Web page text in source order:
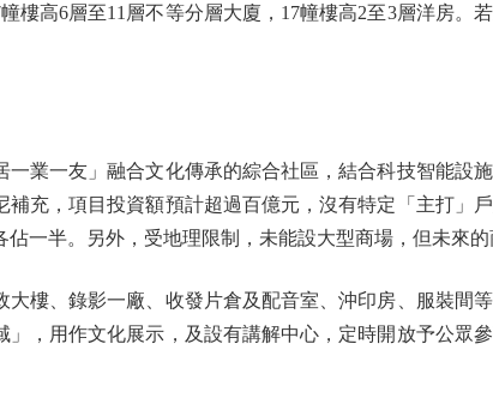
樓高6層至11層不等分層大廈，17幢樓高2至3層洋房。
一友」融合文化傳承的綜合社區，結合科技智能設
補充，項目投資額預計超過百億元，沒有特定「主打」
一半。另外，受地理限制，未能設大型商場，但未來的
、錄影一廠、收發片倉及配音室、沖印房、服裝間
」，用作文化展示，及設有講解中心，定時開放予公眾